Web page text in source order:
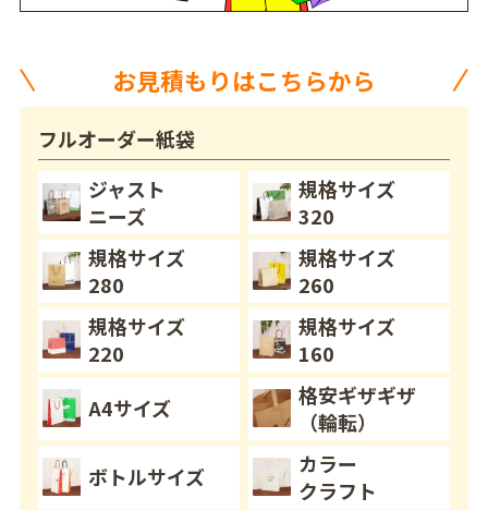
お見積もりはこちらから
フルオーダー紙袋
ジャスト
ニーズ
規格サイズ
320
規格サイズ
280
規格サイズ
260
規格サイズ
220
規格サイズ
160
A4サイズ
格安ギザギザ
（輪転）
ボトルサイズ
カラー
クラフト